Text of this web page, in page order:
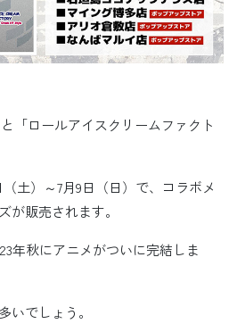
「ロールアイスクリームファクト
土）～7月9日（日）で、コラボメ
が販売されます。
年秋にアニメがついに完結しま
いでしょう。